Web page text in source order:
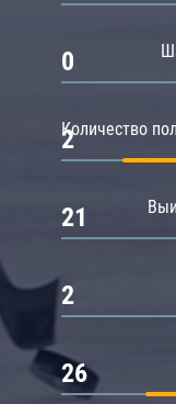
0
Количество
2
21
2
26